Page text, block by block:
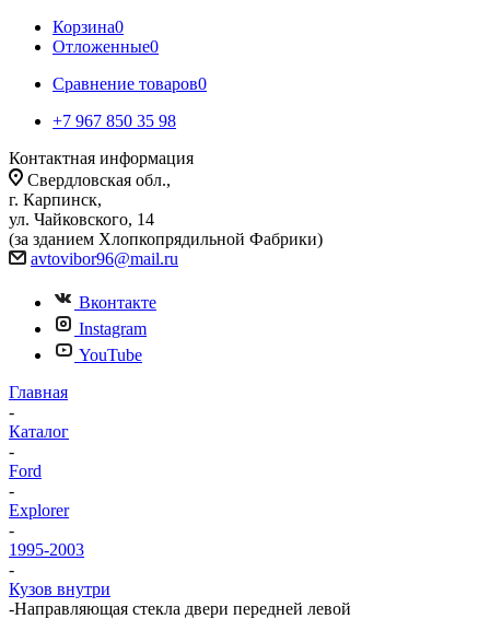
Корзина0
Отложенные0
Сравнение товаров0
+7 967 850 35 98
Контактная информация
Свердловская обл.,
г. Карпинск,
ул. Чайковского, 14
(за зданием Хлопкопрядильной Фабрики)
avtovibor96@mail.ru
Вконтакте
Instagram
YouTube
Главная
-
Каталог
-
Ford
-
Explorer
-
1995-2003
-
Кузов внутри
-Направляющая стекла двери передней левой